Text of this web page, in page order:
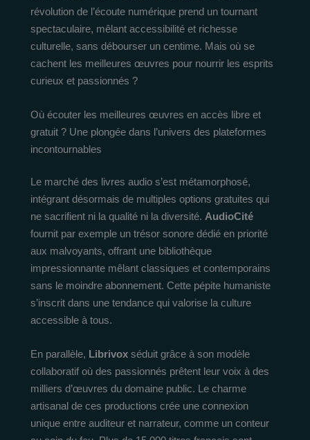
révolution de l’écoute numérique prend un tournant
spectaculaire, mêlant accessibilité et richesse
culturelle, sans débourser un centime. Mais où se
cachent les meilleures œuvres pour nourrir les esprits
curieux et passionnés ?
Où écouter les meilleures œuvres en accès libre et
gratuit ? Une plongée dans l’univers des plateformes
incontournables
Le marché des livres audio s’est métamorphosé,
intégrant désormais de multiples options gratuites qui
ne sacrifient ni la qualité ni la diversité. AudioCité
fournit par exemple un trésor sonore dédié en priorité
aux malvoyants, offrant une bibliothèque
impressionnante mêlant classiques et contemporains
sans le moindre abonnement. Cette pépite humaniste
s’inscrit dans une tendance qui valorise la culture
accessible à tous.
En parallèle, Librivox séduit grâce à son modèle
collaboratif où des passionnés prêtent leur voix à des
milliers d’œuvres du domaine public. Le charme
artisanal de ces productions crée une connexion
unique entre auditeur et narrateur, comme un conteur